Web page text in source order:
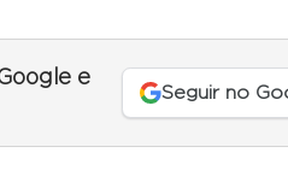
e
Seguir no